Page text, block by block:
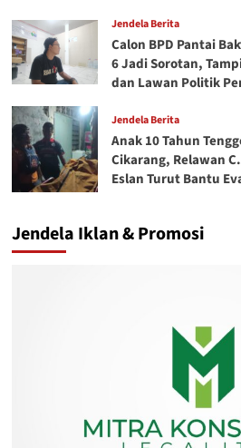
Jendela Berita
Calon BPD Pantai
6 Jadi Sorotan,
dan Lawan Politik
Jendela Berita
Anak 10 Tahun
Cikarang, Relawan
Eslan Turut Bantu
Jendela Iklan & Promosi